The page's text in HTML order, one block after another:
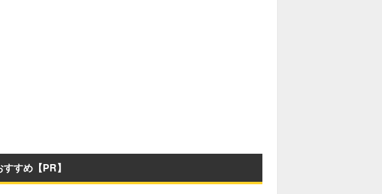
すめ【PR】